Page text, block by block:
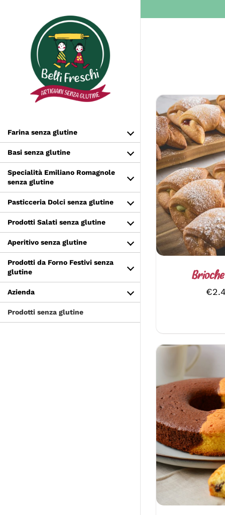
contenuto
Farina senza glutine
Basi senza glutine
Specialità Emiliano Romagnole
senza glutine
Pasticceria Dolci senza glutine
Prodotti Salati senza glutine
Aperitivo senza glutine
Prodotti da Forno Festivi senza
glutine
Azienda
Prodotti senza glutine
SCEGLI
€
SCEGLI